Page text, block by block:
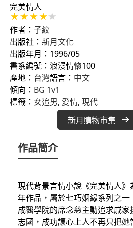
完美情人
作者： 子紋
出版社： 新月文化
出版年月：1996/05
書系編號：浪漫情懷100
產地： 台灣語言： 中文
傾向： BG 1v1
標籤： 女追男, 愛情, 現代
新月購物市集
作品簡介
現代背景言情小說《完美情人》
年作品，屬於七巧姻緣系列之一
成醫學院的席念慈主動追求戚家
志國，成功讓心上人不再只把她